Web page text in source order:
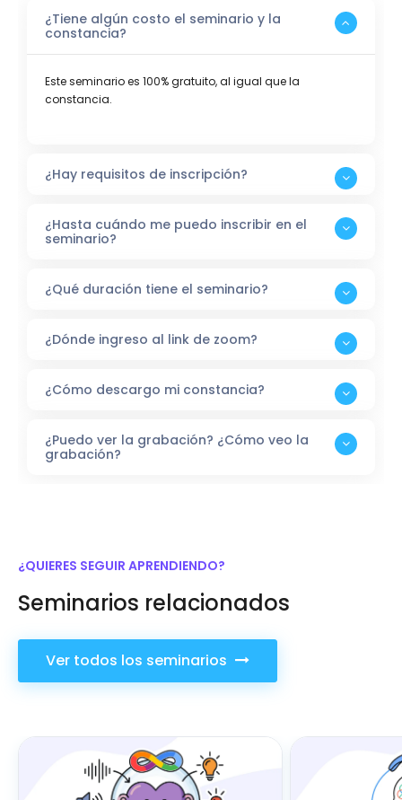
¿Tiene algún costo el seminario y la
constancia?
Este seminario es 100% gratuito, al igual que la
constancia.
¿Hay requisitos de inscripción?
¿Hasta cuándo me puedo inscribir en el
seminario?
¿Qué duración tiene el seminario?
¿Dónde ingreso al link de zoom?
¿Cómo descargo mi constancia?
¿Puedo ver la grabación? ¿Cómo veo la
grabación?
¿QUIERES SEGUIR APRENDIENDO?
Seminarios relacionados
Ver todos los seminarios